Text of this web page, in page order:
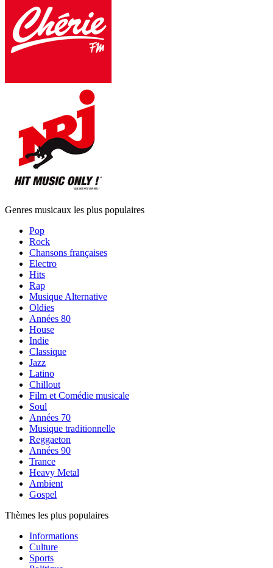
Genres musicaux les plus populaires
Pop
Rock
Chansons françaises
Electro
Hits
Rap
Musique Alternative
Oldies
Années 80
House
Indie
Classique
Jazz
Latino
Chillout
Film et Comédie musicale
Soul
Années 70
Musique traditionnelle
Reggaeton
Années 90
Trance
Heavy Metal
Ambient
Gospel
Thèmes les plus populaires
Informations
Culture
Sports